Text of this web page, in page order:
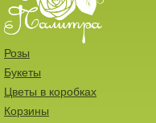
Розы
Букеты
Цветы в коробках
Корзины